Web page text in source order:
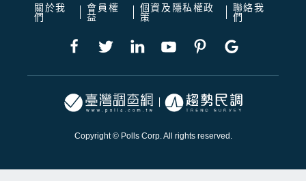
關於我
們
會員權
益
個資及隱私權政
策
聯絡我
們
Copyright © Polls Corp. All rights reserved.